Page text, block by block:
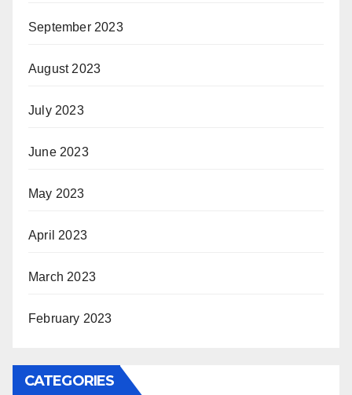
September 2023
August 2023
July 2023
June 2023
May 2023
April 2023
March 2023
February 2023
CATEGORIES